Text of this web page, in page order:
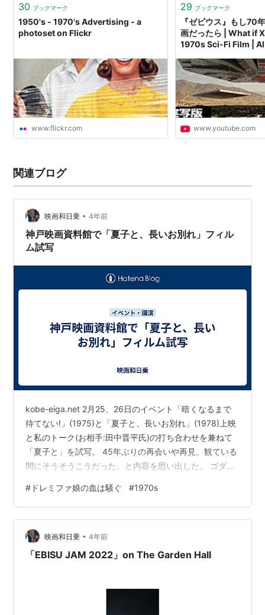
30 ブックマーク
1950's - 1970's Advertising - a
photoset on Flickr
www.flickr.com
29 ブックマーク
『ゼビウス』もし70
画だったら | What if
1970s Sci-Fi Film |
www.youtube.com
関連ブログ
映画和日乗 • 4年前
神戸映画資料館で「夏子と、長いお別れ」フィル
ム試写
kobe-eiga.net 2月25、26日のイベント「暗くなるまで
待てない!」(1975)と「夏子と、長いお別れ」(1978)上映
と私のトーク(お相手:田中晋平氏)の打ち合わせを兼ねて
「夏子と」を試写。 45年ぶりの再会いや再見。観ている
間にそうそうこうだった、と内容を思い出した。 ゴダー
樹は言葉のそれだった。 にほんブログ村
# ドレミファ娘の血は騒ぐ #1970s
映画和日乗 • 4年前
「EBISU JAM 2022」on The Garden Hall